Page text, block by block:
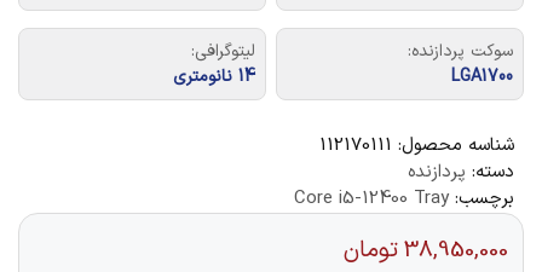
سوکت پردازنده:
LGA1700
لیتوگرافی:
14 نانومتری
شناسه محصول: 112170111
دسته: پردازنده
برچسب:Core i5-12400 Tray
38,950,000تومان